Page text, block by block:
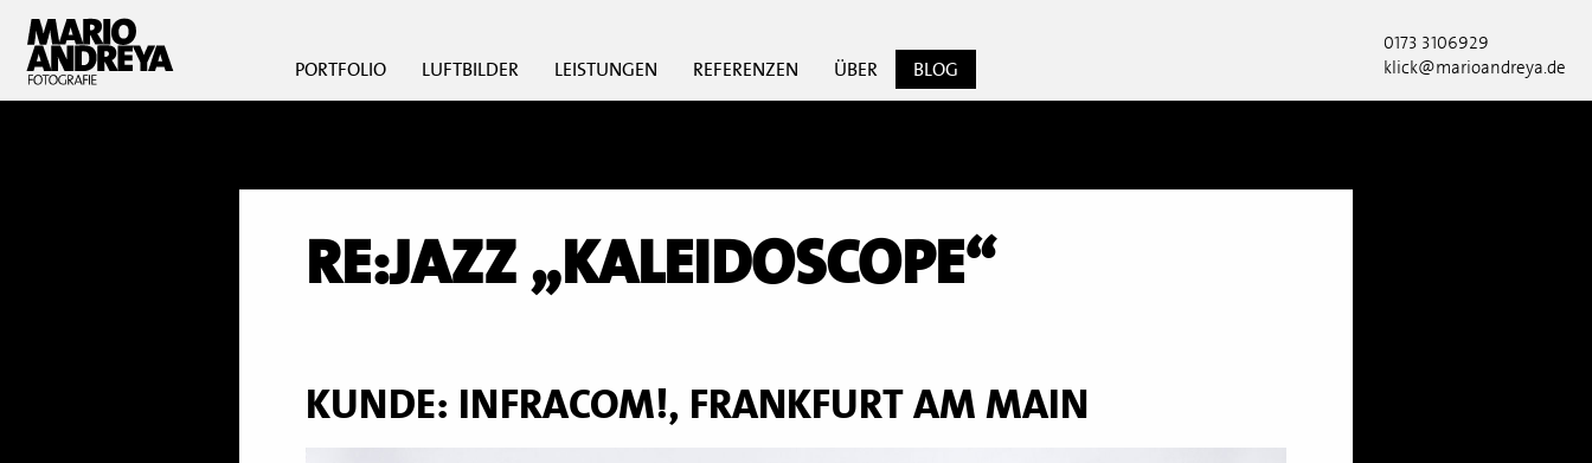
PORTFOLIO LUFTBILDER LEISTUNGEN REFERENZEN ÜBER BLOG
0173 3106929
klick@marioandreya.de
RE:JAZZ „KALEIDOSCOPE“
KUNDE: INFRACOM!, FRANKFURT AM MAIN